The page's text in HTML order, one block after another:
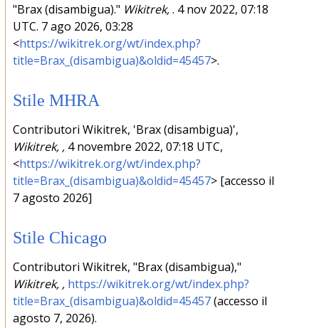
"Brax (disambigua)." Wikitrek,. 4 nov 2022, 07:18
UTC. 7 ago 2026, 03:28
<https://wikitrek.org/wt/index.php?
title=Brax_(disambigua)&oldid=45457>.
Stile MHRA
Contributori Wikitrek, 'Brax (disambigua)',
Wikitrek, ,4 novembre 2022, 07:18 UTC,
<https://wikitrek.org/wt/index.php?
title=Brax_(disambigua)&oldid=45457> [accesso il
7 agosto 2026]
Stile Chicago
Contributori Wikitrek, "Brax (disambigua),"
Wikitrek, , https://wikitrek.org/wt/index.php?
title=Brax_(disambigua)&oldid=45457(accesso il
agosto 7, 2026).